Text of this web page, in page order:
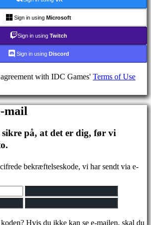
Sign in using Microsoft
Sign in using Twitch
Sign in using Discord
with IDC Games' Terms of Use
mail
på, at det er dig, før vi
bekræftelseskode, vi har sendt via e-
Hvis du ikke kan se e-mailen, skal du